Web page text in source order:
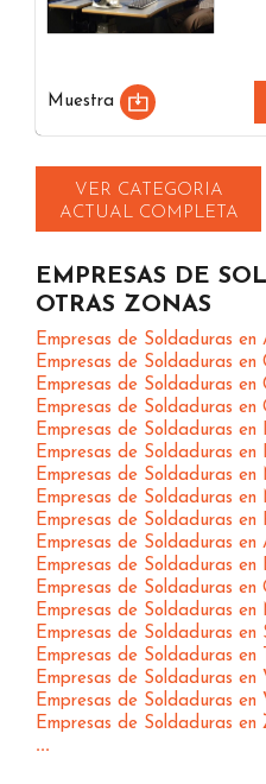
Muestra
VER CATEGORIA
ACTUAL COMPLETA
EMPRESAS DE
OTRAS ZONAS
Empresas de Soldaduras en
Empresas de Soldaduras en
Empresas de Soldaduras en
Empresas de Soldaduras en
Empresas de Soldaduras en
Empresas de Soldaduras en
Empresas de Soldaduras en
Empresas de Soldaduras en
Empresas de Soldaduras en
Empresas de Soldaduras en
Empresas de Soldaduras en
Empresas de Soldaduras en
Empresas de Soldaduras en
Empresas de Soldaduras en
Empresas de Soldaduras en
Empresas de Soldaduras en
Empresas de Soldaduras en
Empresas de Soldaduras en
...